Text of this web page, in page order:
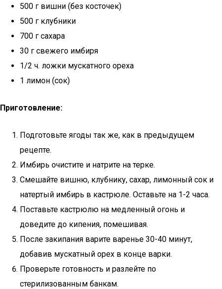
500 г вишни (без косточек)
500 г клубники
700 г сахара
30 г свежего имбиря
1/2 ч. ложки мускатного ореха
1 лимон (сок)
Приготовление:
Подготовьте ягоды так же, как в предыдущем
рецепте.
Имбирь очистите и натрите на терке.
Смешайте вишню, клубнику, сахар, лимонный сок и
натертый имбирь в кастрюле. Оставьте на 1-2 часа.
Поставьте кастрюлю на медленный огонь и
доведите до кипения, помешивая.
После закипания варите варенье 30-40 минут,
добавив мускатный орех в конце варки.
Проверьте готовность и разлейте по
стерилизованным банкам.